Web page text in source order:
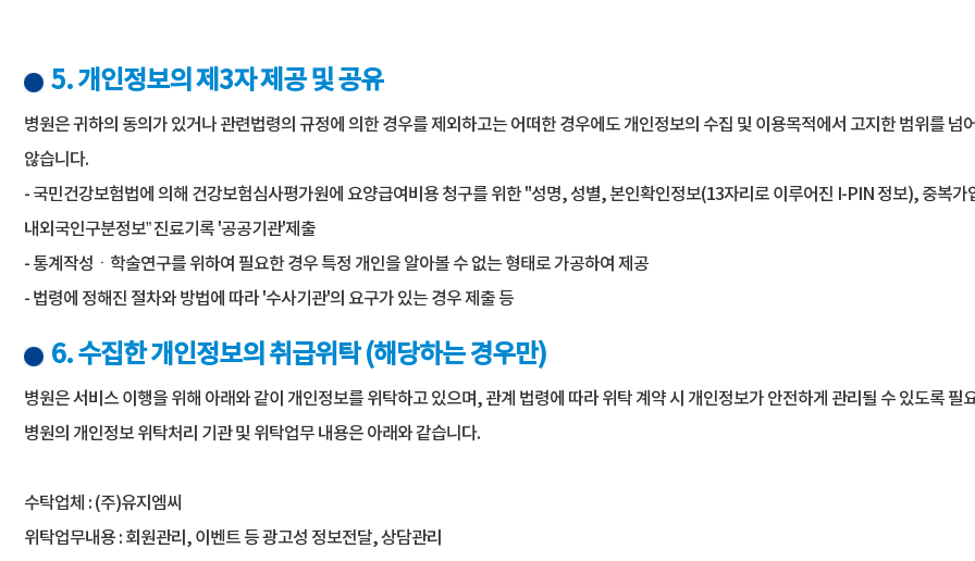
5. 개인정보의 제3자 제공 및 공유
병원은 귀하의 동의가 있거나 관련법령의 규정에 의한 경우를 제외하고는 어떠한 경우에도 개인정보의 수집 및 이용목적에서 고지한 범위를
않습니다.
- 국민건강보험법에 의해 건강보험심사평가원에 요양급여비용 청구를 위한 "성명, 성별, 본인확인정보(13자리로 이루어진 I-PIN 정보), 중복
내외국인구분정보” 진료기록 '공공기관'제출
- 통계작성ㆍ학술연구를 위하여 필요한 경우 특정 개인을 알아볼 수 없는 형태로 가공하여 제공
- 법령에 정해진 절차와 방법에 따라 '수사기관'의 요구가 있는 경우 제출 등
6. 수집한 개인정보의 취급위탁 (해당하는 경우만)
병원은 서비스 이행을 위해 아래와 같이 개인정보를 위탁하고 있으며, 관계 법령에 따라 위탁 계약 시 개인정보가 안전하게 관리될 수 있도록 필
병원의 개인정보 위탁처리 기관 및 위탁업무 내용은 아래와 같습니다.
수탁업체 : (주)유지엠씨
위탁업무내용 : 회원관리, 이벤트 등 광고성 정보전달, 상담관리